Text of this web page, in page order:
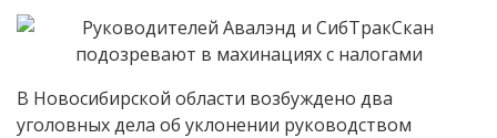
В Новосибирской области возбуждено два
уголовных дела об уклонении руководством